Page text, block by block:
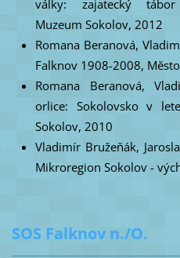
války: zajatecký tábor
Muzeum Sokolov, 2012
Romana Beranová,
Falknov 1908-2008,
Romana Beranová,
orlice: Sokolovsko v
Sokolov, 2010
Vladimír Bružeňák,
Mikroregion Sokolov -
SOS Falknov n./O.